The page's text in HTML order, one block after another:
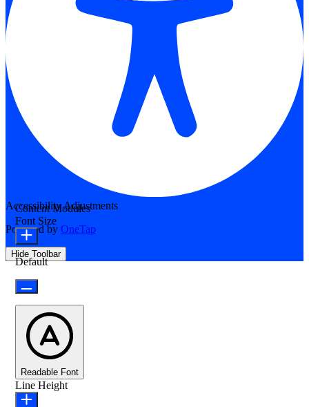
Accessibility Adjustments
Powered by OneTap
Hide Toolbar
Content Modules
Font Size
Default
Readable Font
Line Height